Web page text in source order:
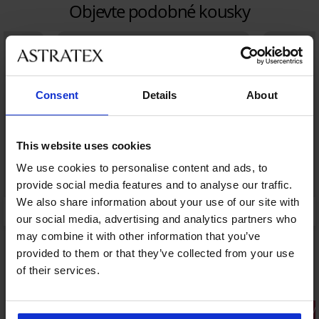
Consent Details About
This website uses cookies
We use cookies to personalise content and ads, to
provide social media features and to analyse our traffic.
We also share information about your use of our site with
our social media, advertising and analytics partners who
may combine it with other information that you’ve
provided to them or that they’ve collected from your use
of their services.
Objevte podobné kousky
2+1